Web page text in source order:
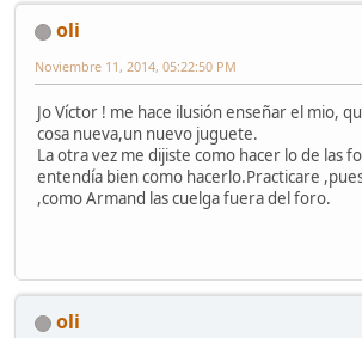
oli
Noviembre 11, 2014, 05:22:50 PM
Jo Víctor ! me hace ilusión enseñar el mio,
cosa nueva,un nuevo juguete.
La otra vez me dijiste como hacer lo de las
entendía bien como hacerlo.Practicare
,como Armand las cuelga fuera del foro.
oli